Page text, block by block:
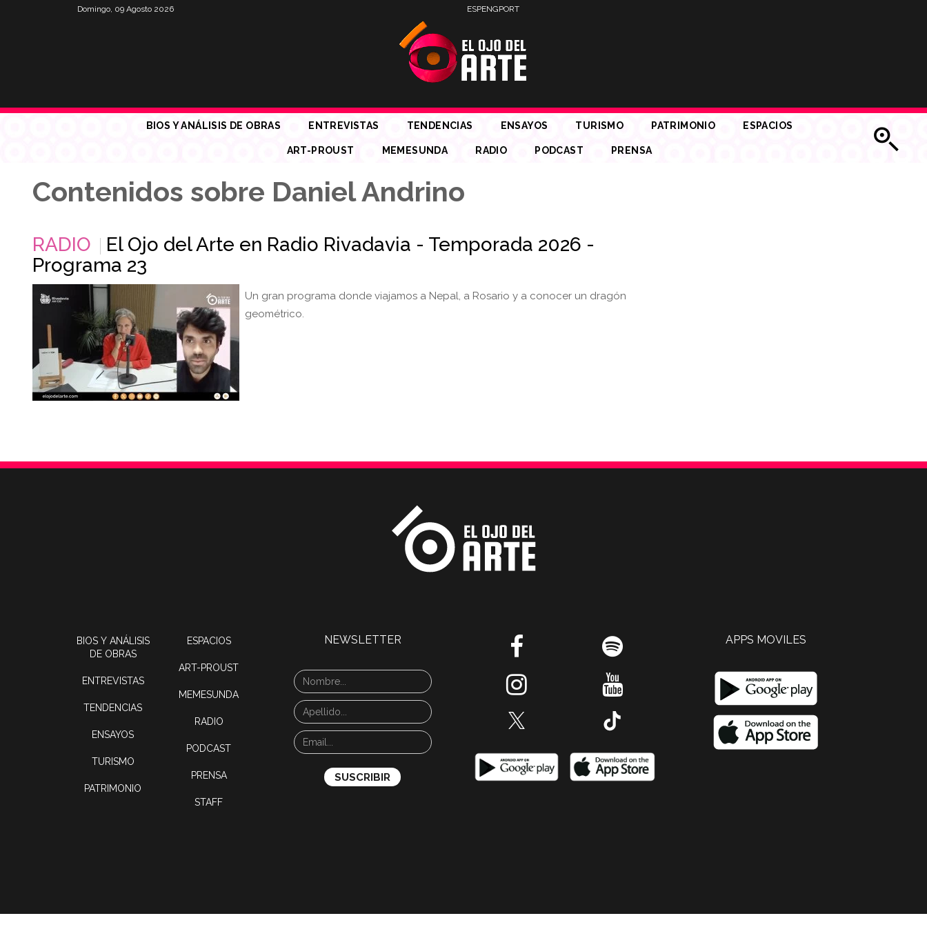
Domingo, 09 Agosto 2026 ESPENGPORT
BIOS Y ANÁLISIS DE OBRAS ENTREVISTAS TENDENCIAS ENSAYOS TURISMO PATRIMONIO ESPACIOS
ART-PROUST MEMESUNDA RADIO PODCAST PRENSA
Contenidos sobre Daniel Andrino
RADIO
El Ojo del Arte en Radio Rivadavia - Temporada 2026 -
Programa 23
Un gran programa donde viajamos a Nepal, a Rosario y a conocer un dragón
geométrico.
BIOS Y ANÁLISIS
DE OBRAS
ENTREVISTAS
TENDENCIAS
ENSAYOS
TURISMO
PATRIMONIO
ESPACIOS
ART-PROUST
MEMESUNDA
RADIO
PODCAST
PRENSA
STAFF
NEWSLETTER APPS MOVILES